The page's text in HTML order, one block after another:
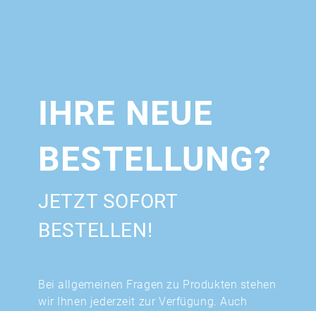
IHRE NEUE
BESTELLUNG?
JETZT SOFORT
BESTELLEN!
Bei allgemeinen Fragen zu Produkten stehen
wir Ihnen jederzeit zur Verfügung. Auch